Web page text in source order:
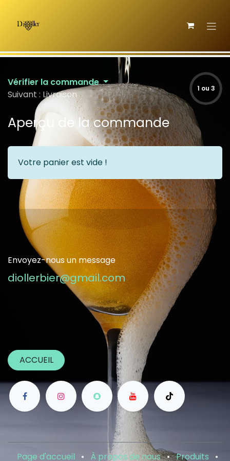
Vérifier la commande
Suivant : Livraison
1 ou 3
Aperçu de la commande
Votre panier est vide !
Envoyez-nous un message
diollerbier@gmail.com
ACCUEIL
Page d'accueil • À propos de nous • Produits •